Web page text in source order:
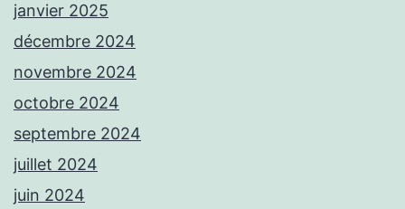
janvier 2025
décembre 2024
novembre 2024
octobre 2024
septembre 2024
juillet 2024
juin 2024